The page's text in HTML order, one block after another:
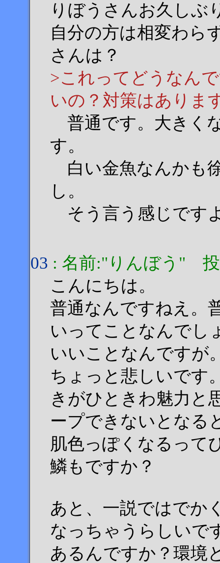
りぼうさんお久しぶ
自分の方は相変わら
さんは？
>これってどうなん
いの？対策はありま
普通です。大きく
す。
白い金魚なんかも
し。
そう言う感じです
03 : 名前:"りんぼう" 投
こんにちは。
普通なんですねえ。
いってことなんでし
いいことなんですが
ちょっと悲しいです
きがひときわ魅力と
ープできないとなる
肌色っぽくなるって
鱗もですか？
あと、一説ではでか
なっちゃうらしいで
あるんですか？環境